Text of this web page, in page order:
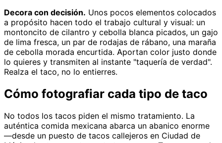
Decora con decisión. Unos pocos elementos colocados
a propósito hacen todo el trabajo cultural y visual: un
montoncito de cilantro y cebolla blanca picados, un gajo
de lima fresca, un par de rodajas de rábano, una maraña
de cebolla morada encurtida. Aportan color justo donde
lo quieres y transmiten al instante "taquería de verdad".
Realza el taco, no lo entierres.
Cómo fotografiar cada tipo de taco
No todos los tacos piden el mismo tratamiento. La
auténtica comida mexicana abarca un abanico enorme
—desde un puesto de tacos callejeros en Ciudad de